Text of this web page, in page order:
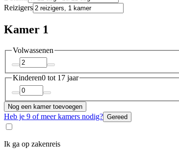
Reizigers
Kamer 1
Volwassenen
Kinderen0 tot 17 jaar
Nog een kamer toevoegen
Heb je 9 of meer kamers nodig? Gereed
Ik ga op zakenreis